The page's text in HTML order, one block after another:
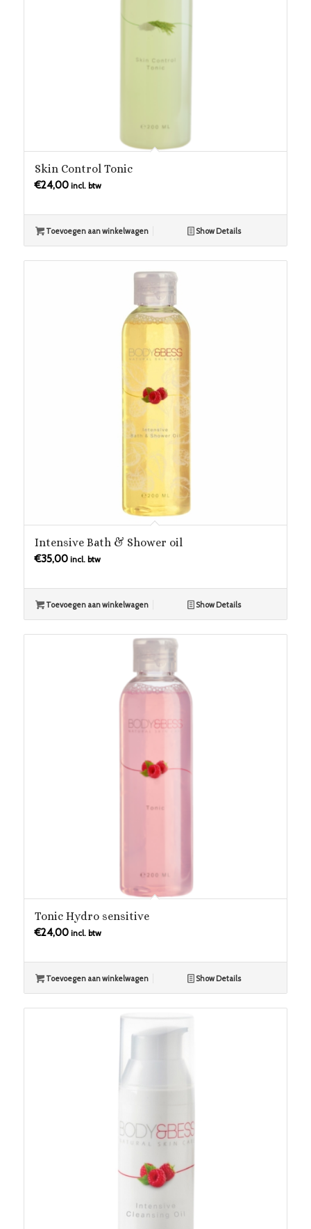
Skin Control Tonic
€24,00 incl. btw
Toevoegen aan winkelwagen Show Details
Intensive Bath & Shower oil
€35,00 incl. btw
Toevoegen aan winkelwagen Show Details
Tonic Hydro sensitive
€24,00 incl. btw
Toevoegen aan winkelwagen Show Details